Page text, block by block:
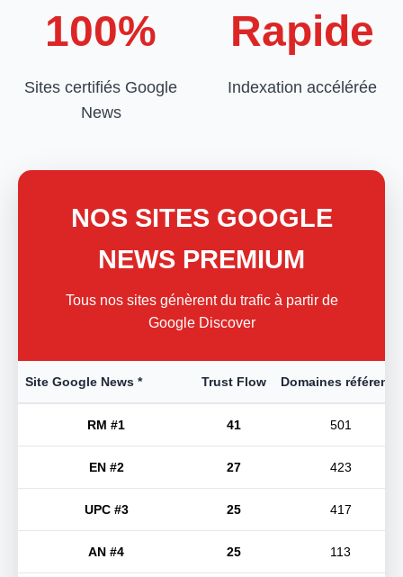
100%
Sites certifiés Google
News
Rapide
Indexation accélérée
NOS SITES GOOGLE
NEWS PREMIUM
Tous nos sites génèrent du trafic à partir de
Google Discover
Site Google News * Trust Flow Domaines référents
RM #1 41 501
EN #2 27 423
UPC #3 25 417
AN #4 25 113